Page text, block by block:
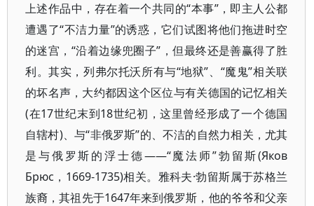
上述作品中，存在着一个共同的“本事”，即主人公都
遭遇了“不洁力量”的诱惑，它们试图将他们拖进时空
的迷宫，“沿着边缘兜圈子”，但最终还是善赢得了胜
利。其实，列弗尔托沃所有与“地狱”、“魔鬼”相关联
的坏名声，大约都因这个区位与有关德国的记忆相关
(在17世纪末到18世纪初，这里曾经形成了一个德国
自辖村)、与“非俄罗斯”的、不洁的自然力相关，尤其
是与俄罗斯的浮士德——“魔法师”勃留斯(Яков
Брюс，1669-1735)相关。雅科夫·勃留斯属于苏格兰
族裔，其祖先于1647年来到俄罗斯，他的爷爷和父亲